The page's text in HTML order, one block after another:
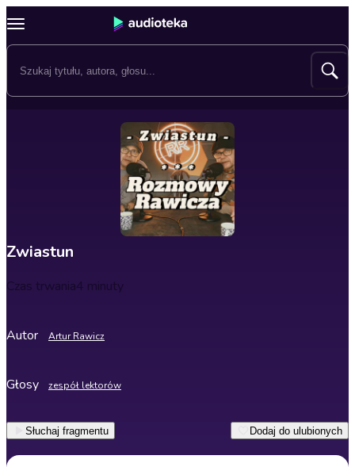
Zwiastun
Czas trwania4 minuty
Autor Artur Rawicz
Głosy zespół lektorów
Słuchaj fragmentu Dodaj do ulubionych